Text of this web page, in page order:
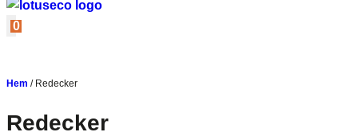
0
Hem / Redecker
Redecker